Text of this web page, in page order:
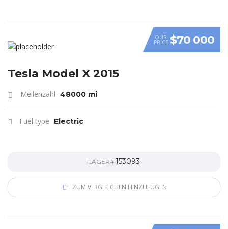
OUR
PRICE $70 000
Tesla Model X 2015
Meilenzahl 48000 mi
Fuel type Electric
LAGER# 153093
ZUM VERGLEICHEN HINZUFÜGEN